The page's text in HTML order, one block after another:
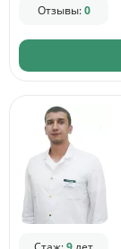
Отзывы:0